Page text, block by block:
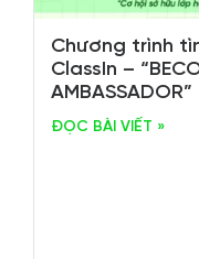
Chương trình
ClassIn –
AMBASSADOR”
ĐỌC BÀI VIẾT »